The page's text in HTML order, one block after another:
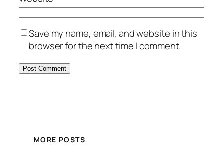
Save my name, email, and website in this
browser for the next time I comment.
MORE POSTS